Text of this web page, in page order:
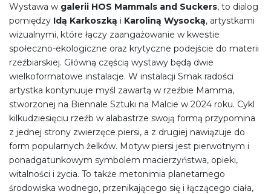
Wystawa w galerii HOS Mammals and Suckers, to dialog
pomiędzy Idą Karkoszką i Karoliną Wysocką, artystkami
wizualnymi, które łączy zaangażowanie w kwestie
społeczno-ekologiczne oraz krytyczne podejście do materii
rzeźbiarskiej. Główną częścią wystawy będą dwie
wielkoformatowe instalacje. W instalacji Smak radości
artystka kontynuuje myśl zawartą w rzeźbie Mamma,
stworzonej na Biennale Sztuki na Malcie w 2024 roku. Cykl
kilkudziesięciu rzeźb w alabastrze swoją formą przypomina
z jednej strony zwierzęce piersi, a z drugiej nawiązuje do
form popularnych żelków. Motyw piersi jest pierwotnym i
ponadgatunkowym symbolem macierzyństwa, opieki,
witalności i życia. To także metonimia planetarnego
środowiska wodnego, przenikającego się i łączącego ciała,